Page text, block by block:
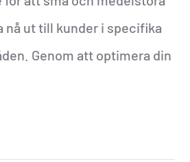
nå ut till kunder i specifika
Genom att optimera din